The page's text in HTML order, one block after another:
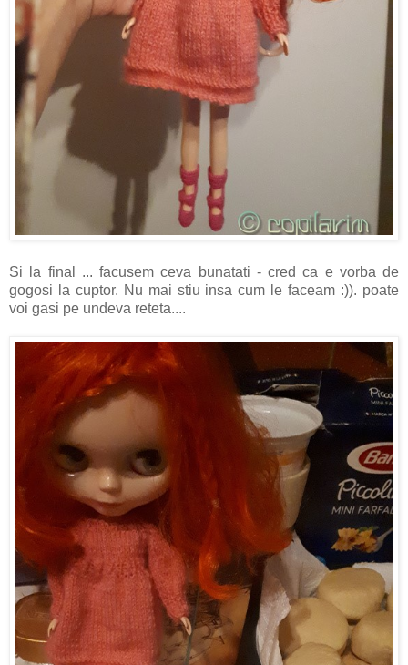
Si la final ... facusem ceva bunatati - cred ca e vorba de
gogosi la cuptor. Nu mai stiu insa cum le faceam :)). poate
voi gasi pe undeva reteta....